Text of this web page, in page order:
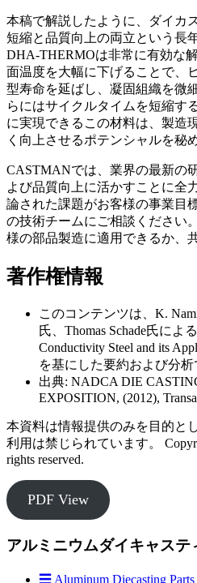
本稿で解説したように、ダイカ
短縮と品質向上の両立という長
DHA-THERMOは非常に有効な
面温度を大幅に下げることで、
型寿命を延ばし、凝固組織を微
らにはサイクルタイムを短縮す
に実現できるこの材料は、製造
く向上させるポテンシャルを秘
CASTMANでは、業界の最新の
よび品質向上に活かすことに全
論された課題がお客様の事業目
の技術チームにご相談ください
様の部品製造に適用できるか、
著作権情報
このコンテンツは、K.
氏、Thomas Schade氏によ
Conductivity Steel and its
を基にした要約および分析
出典: NADCA DIE
EXPOSITION, (2012),
本資料は情報提供のみを目的と
利用は禁じられています。
rights reserved.
PDF View
アルミニウムダイキャステ
☰ Aluminum Diecasting Parts